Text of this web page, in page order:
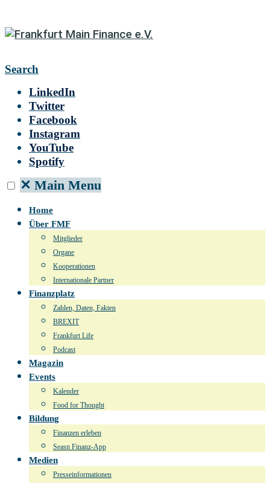
Search
LinkedIn
Twitter
Facebook
Instagram
YouTube
Spotify
✕ Main Menu
Home
Über FMF
Mitglieder
Organe
Kooperationen
Internationale Partner
Finanzplatz
Zahlen, Daten, Fakten
BREXIT
Frankfurt Life
Podcast
Magazin
Events
Kalender
Food for Thought
Bildung
Finanzen erleben
Seasn Finanz-App
Medien
Presseinformationen